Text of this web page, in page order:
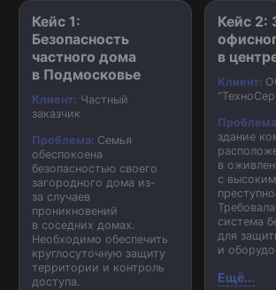
Кейс 1:
Безопасность
частного дома
в Подмосковье
Клиент: Частный
заказчик
Проблема: Семья
обеспокоена
безопасностью своего
загородного дома из-
за случаев
проникновений
в соседних домах.
Необходимо обеспечить
круглосуточную защиту
территории и контроль
доступа.
Кейс 2:
в
Клиент:
здание
в
с
система
для
и
Ещё...